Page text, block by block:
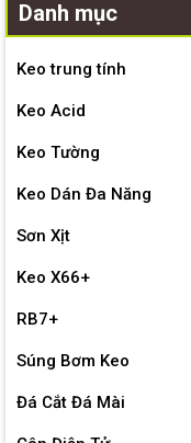
Danh mục
Keo trung tính
Keo Acid
Keo Tường
Keo Dán Đa Năng
Sơn Xịt
Keo X66+
RB7+
Súng Bơm Keo
Đá Cắt Đá Mài